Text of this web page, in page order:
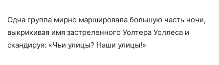
Одна группа мирно маршировала большую часть ночи,
выкрикивая имя застреленного Уолтера Уоллеса и
скандируя: «Чьи улицы? Наши улицы!»